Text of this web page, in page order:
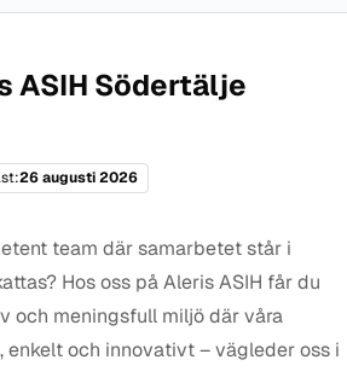
Södertälje
26 augusti 2026
team där samarbetet står i
Hos oss på Aleris ASIH får du
och meningsfull miljö där våra
och innovativt – vägleder oss i